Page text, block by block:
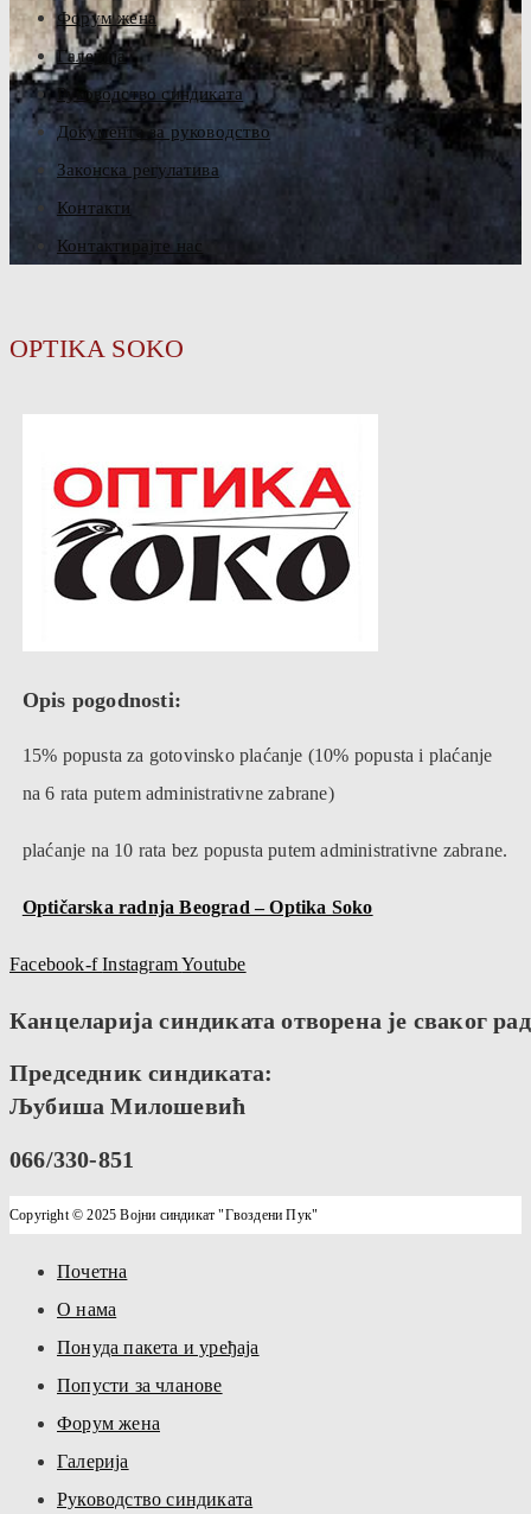
Форум жена
Галерија
Руководство синдиката
Документа за руководство
Законска регулатива
Контакти
Контактирајте нас
OPTIKA SOKO
Opis pogodnosti:
15% popusta za gotovinsko plaćanje (10% popusta i plaćanje
na 6 rata putem administrativne zabrane)
plaćanje na 10 rata bez popusta putem administrativne zabrane.
Optičarska radnja Beograd – Optika Soko
Facebook-f InstagramYoutube
Канцеларија синдиката отворена је сваког
Председник синдиката:
Љубиша Милошевић
066/330-851
Copyright © 2025 Војни синдикат "Гвоздени Пук"
Почетна
О нама
Понуда пакета и уређаја
Попусти за чланове
Форум жена
Галерија
Руководство синдиката